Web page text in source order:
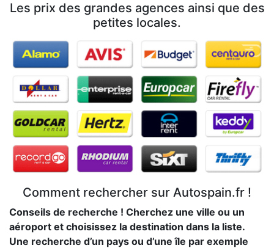
Les prix des grandes agences ainsi que des
petites locales.
Comment rechercher sur Autospain.fr !
Conseils de recherche ! Cherchez une ville ou un
aéroport et choisissez la destination dans la liste.
Une recherche d’un pays ou d’une île par exemple